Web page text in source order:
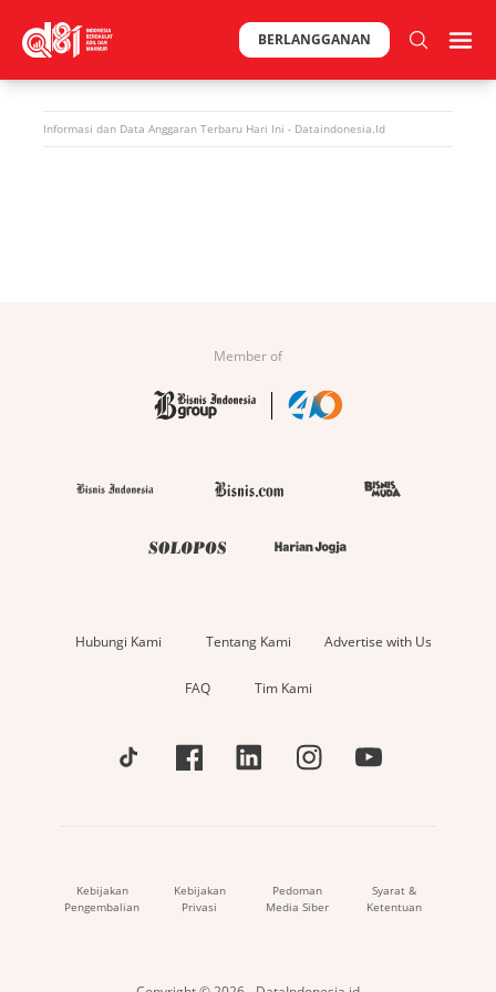
BERLANGGANAN
Informasi dan Data Anggaran Terbaru Hari Ini - Dataindonesia.id
Member of
Hubungi Kami Tentang Kami Advertise with Us
FAQ Tim Kami
Kebijakan
Pengembalian
Kebijakan
Privasi
Pedoman
Media Siber
Syarat &
Ketentuan